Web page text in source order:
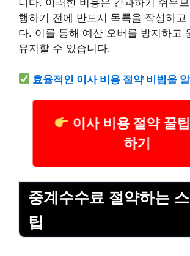
니다. 이러한 비용은 간과하기 쉬우
행하기 전에 반드시 목록을 작성하고
다. 이를 통해 예산 오버를 방지하고
유지할 수 있습니다.
효율적인 이사 비용 절약 비법을
이사 비용 절약 꿀팁
하기
중계수수료 절약하는
팁